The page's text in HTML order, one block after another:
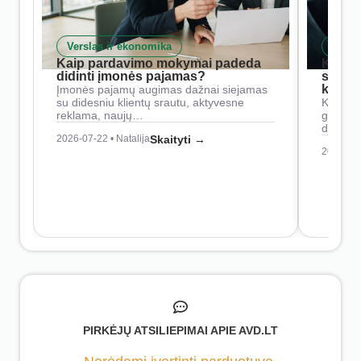
Verslas ir ekonomika
Kaip pardavimo mokymai padeda
didinti įmonės pajamas?
Įmonės pajamų augimas dažnai siejamas
su didesniu klientų srautu, aktyvesne
reklama, naujų…
2026-07-22 • NatalijaSkaityti →
Kaip
2026-
PIRKĖJŲ ATSILIEPIMAI APIE AVD.LT